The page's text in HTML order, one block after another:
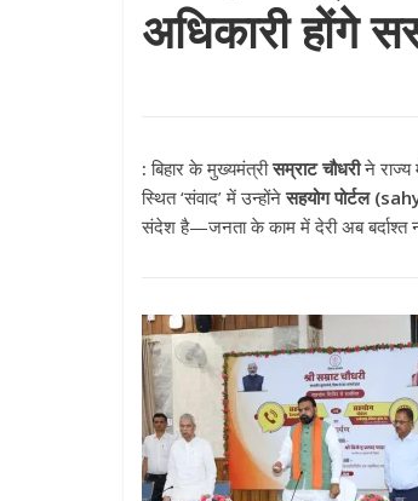
अधिकारी होंगे
: बिहार के मुख्यमंत्रीसम्राट चौधरीने राज्य
स्थित ‘संवाद’ में उन्होंनेसहयोग पोर्टल
संदेश है—जनता के काम में देरी अब बर्दाश्त